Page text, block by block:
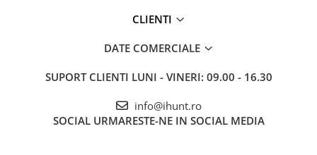
CASA, GRADINA SI BRICOLAJ
Camere de supraveghere
CLIENTI
DATE COMERCIALE
SUPORT CLIENTI LUNI - VINERI: 09.00 - 16.30
info@ihunt.ro
SOCIAL URMARESTE-NE IN SOCIAL MEDIA